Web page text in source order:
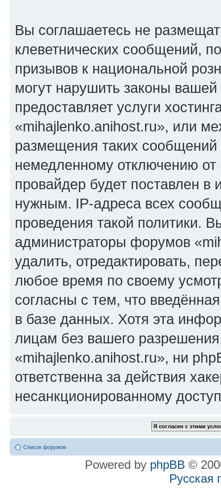
Вы соглашаетесь не
клеветнических сообщений,
призывов к национальной
могут нарушить законы
предоставляет услуги
«mihajlenko.anihost.ru», или
размещения таких
немедленному отключению
провайдер будет поставлен в
нужным. IP-адреса всех
проведения такой политики.
администраторы форумов
удалить, отредактировать,
любое время по своему
согласны с тем, что
в базе данных. Хотя эта
лицам без вашего
«mihajlenko.anihost.ru», ни
ответственна за действия
несанкционированному
Список форумов
Powered by phpBB ©
Русская